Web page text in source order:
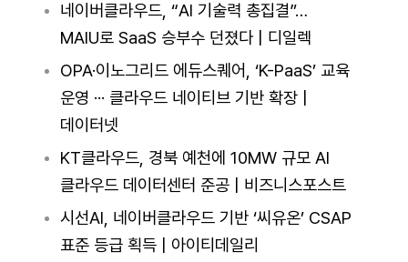
네이버클라우드, “AI 기술력 총집결”…
MAIU로 SaaS 승부수 던졌다 | 디일렉
OPA·이노그리드 에듀스퀘어, ‘K-PaaS’ 교육
운영 ··· 클라우드 네이티브 기반 확장 |
데이터넷
KT클라우드, 경북 예천에 10MW 규모 AI
클라우드 데이터센터 준공 | 비즈니스포스트
시선AI, 네이버클라우드 기반 ‘씨유온’ CSAP
표준 등급 획득 | 아이티데일리